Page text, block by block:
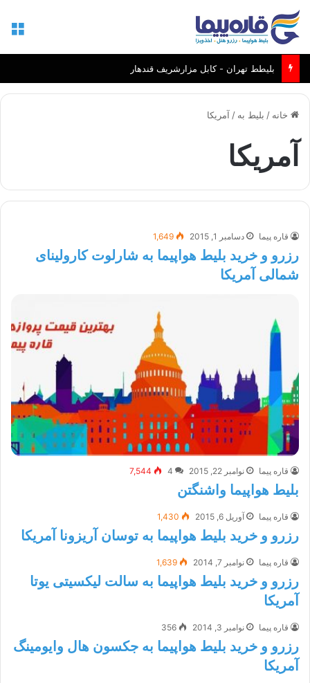
بلیطط تهران - کابل مزارشریف قندهار
خانه / بلیط به / آمریکا
آمریکا
قاره پیما دسامبر 1, 2015 1,649
رزرو و خرید بلیط هواپیما به شارلوت کارولینای
شمالی آمریکا
قاره پیما نوامبر 22, 2015 4
7,544
بلیط هواپیما واشنگتن
قاره پیما آوریل 6, 2015 1,430
رزرو و خرید بلیط هواپیما به توسان آریزونا آمریکا
قاره پیما نوامبر 7, 2014 1,639
رزرو و خرید بلیط هواپیما به سالت لیکسیتی یوتا
آمریکا
قاره پیما نوامبر 3, 2014 356
رزرو و خرید بلیط هواپیما به جکسون هال وایومینگ
آمریکا